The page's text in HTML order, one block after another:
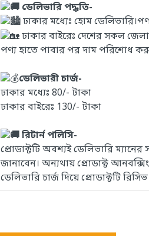
ডেলিভারি পদ্ধতি-
ঢাকার মধ্যেঃ হোম
ঢাকার বাইরেঃ দেশের সকল
পণ্য হাতে পাবার পর দাম পরিশোধ
ডেলিভারী চার্জ-
ঢাকার মধ্যেঃ 80/- টাকা
ঢাকার বাইরেঃ 130/- টাকা
রিটার্ন পলিসি-
প্রোডাক্টটি অবশ্যই ডেলিভারি
জানাবেন। অন্যথায় প্রোডাক্ট
ডেলিভারি চার্জ দিয়ে প্রোডাক্টটি